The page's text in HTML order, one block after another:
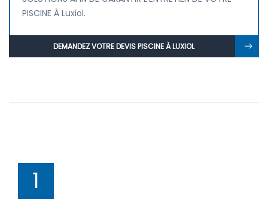
PISCINE À Luxiol.
DEMANDEZ VOTRE DEVIS PISCINE À LUXIOL
1